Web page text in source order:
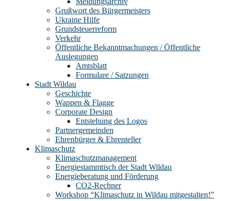
Grußwort des Bürgermeisters
Ukraine Hilfe
Grundsteuerreform
Verkehr
Öffentliche Bekanntmachungen / Öffentliche
Auslegungen
Amtsblatt
Formulare / Satzungen
Stadt Wildau
Geschichte
Wappen & Flagge
Corporate Design
Entstehung des Logos
Partnergemeinden
Ehrenbürger & Ehrenteller
Klimaschutz
Klimaschutzmanagement
Energiestammtisch der Stadt Wildau
Energieberatung und Förderung
CO2-Rechner
Workshop “Klimaschutz in Wildau mitgestalten!”